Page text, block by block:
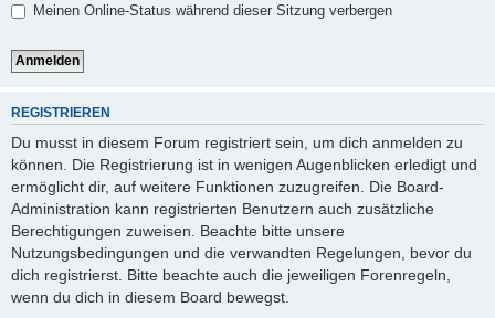
Meinen Online-Status während dieser Sitzung verbergen
REGISTRIEREN
Du musst in diesem Forum registriert sein, um dich anmelden zu
können. Die Registrierung ist in wenigen Augenblicken erledigt und
ermöglicht dir, auf weitere Funktionen zuzugreifen. Die Board-
Administration kann registrierten Benutzern auch zusätzliche
Berechtigungen zuweisen. Beachte bitte unsere
Nutzungsbedingungen und die verwandten Regelungen, bevor du
dich registrierst. Bitte beachte auch die jeweiligen Forenregeln,
wenn du dich in diesem Board bewegst.